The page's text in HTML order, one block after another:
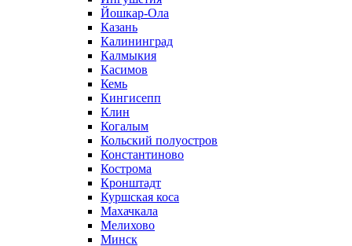
Йошкар-Ола
Казань
Калининград
Калмыкия
Касимов
Кемь
Кингисепп
Клин
Когалым
Кольский полуостров
Константиново
Кострома
Кронштадт
Куршская коса
Махачкала
Мелихово
Минск